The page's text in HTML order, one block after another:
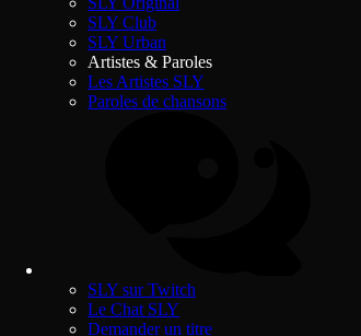
SLY Club
SLY Urban
Artistes & Paroles
Les Artistes SLY
Paroles de chansons
SLY sur Twitch
Le Chat SLY
Demander un titre